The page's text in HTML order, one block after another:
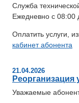
Служба
Ежедневно с 08:00
Оплатить услуги,
кабинет абонента
21.04.2026
Реорганизация
Уважаемые